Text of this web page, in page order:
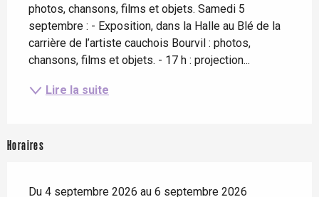
photos, chansons, films et objets. Samedi 5
septembre : - Exposition, dans la Halle au Blé de la
carrière de l’artiste cauchois Bourvil : photos,
chansons, films et objets. - 17 h : projection...
Lire la suite
Horaires
Du 4 septembre 2026 au 6 septembre 2026